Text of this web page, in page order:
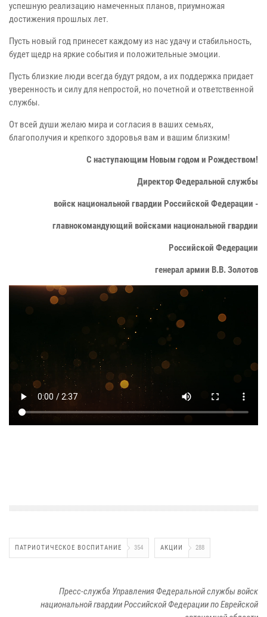
успешную реализацию намеченных планов, приумножая
достижения прошлых лет.
Пусть новый год принесет каждому из нас удачу и стабильность,
будет щедр на яркие события и положительные эмоции.
Пусть близкие люди всегда будут рядом, а их поддержка придает
уверенность и силу для непростой, но почетной и ответственной
службы.
От всей души желаю мира и согласия в ваших семьях,
благополучия и крепкого здоровья вам и вашим близким!
С наступающим Новым годом и Рождеством!
Директор Федеральной службы
войск национальной гвардии Российской Федерации -
главнокомандующий войсками национальной гвардии
Российской Федерации
генерал армии В.В. Золотов
ПАТРИОТИЧЕСКОЕ ВОСПИТАНИЕ 354 АКЦИИ 288
Пресс-служба Управления Федеральной службы войск
национальной гвардии Российской Федерации по Еврейской